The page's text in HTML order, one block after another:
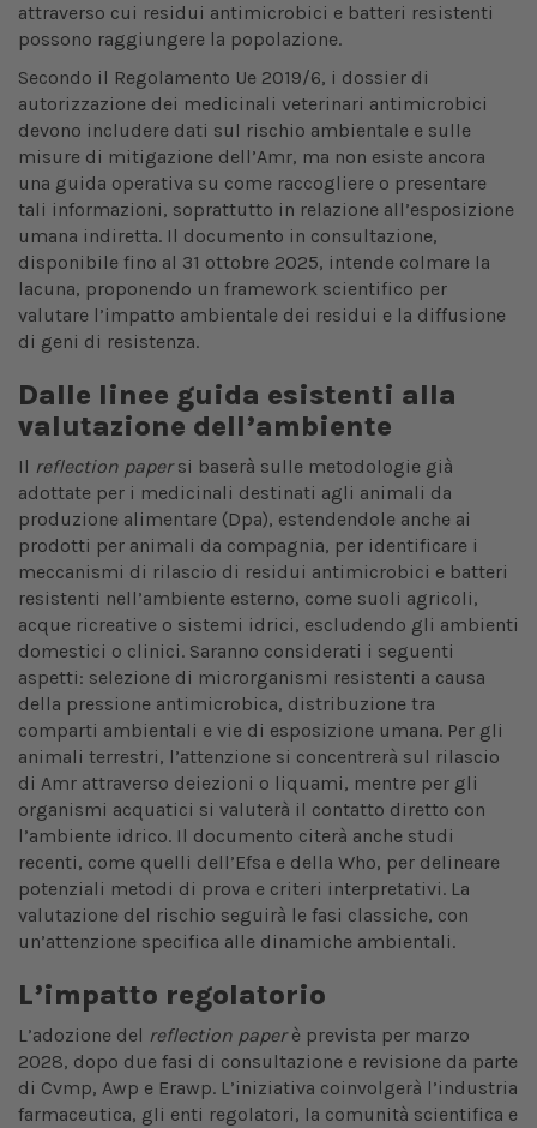
attraverso cui residui antimicrobici e batteri resistenti
possono raggiungere la popolazione.
Secondo il Regolamento Ue 2019/6, i dossier di
autorizzazione dei medicinali veterinari antimicrobici
devono includere dati sul rischio ambientale e sulle
misure di mitigazione dell’Amr, ma non esiste ancora
una guida operativa su come raccogliere o presentare
tali informazioni, soprattutto in relazione all’esposizione
umana indiretta. Il documento in consultazione,
disponibile fino al 31 ottobre 2025, intende colmare la
lacuna, proponendo un framework scientifico per
valutare l’impatto ambientale dei residui e la diffusione
di geni di resistenza.
Dalle linee guida esistenti alla
valutazione dell’ambiente
Il reflection papersi baserà sulle metodologie già
adottate per i medicinali destinati agli animali da
produzione alimentare (Dpa), estendendole anche ai
prodotti per animali da compagnia, per identificare i
meccanismi di rilascio di residui antimicrobici e batteri
resistenti nell’ambiente esterno, come suoli agricoli,
acque ricreative o sistemi idrici, escludendo gli ambienti
domestici o clinici. Saranno considerati i seguenti
aspetti: selezione di microrganismi resistenti a causa
della pressione antimicrobica, distribuzione tra
comparti ambientali e vie di esposizione umana. Per gli
animali terrestri, l’attenzione si concentrerà sul rilascio
di Amr attraverso deiezioni o liquami, mentre per gli
organismi acquatici si valuterà il contatto diretto con
l’ambiente idrico. Il documento citerà anche studi
recenti, come quelli dell’Efsa e della Who, per delineare
potenziali metodi di prova e criteri interpretativi. La
valutazione del rischio seguirà le fasi classiche, con
un’attenzione specifica alle dinamiche ambientali.
L’impatto regolatorio
L’adozione del reflection paperè prevista per marzo
2028, dopo due fasi di consultazione e revisione da parte
di Cvmp, Awp e Erawp. L’iniziativa coinvolgerà l’industria
farmaceutica, gli enti regolatori, la comunità scientifica e